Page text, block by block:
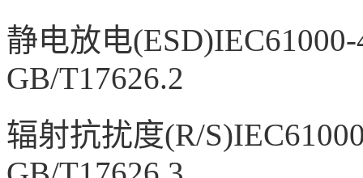
静电放电
GB/T17626.2
辐射抗扰度(R/